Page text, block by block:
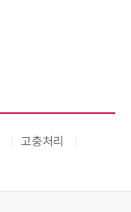
고충처리